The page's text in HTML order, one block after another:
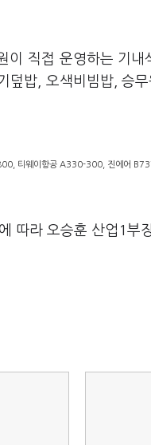
이 직접 운영하는 기
덮밥, 오색비빔밥, 승
티웨이항공 A330-300, 진에어
따라 오승훈 산업1부